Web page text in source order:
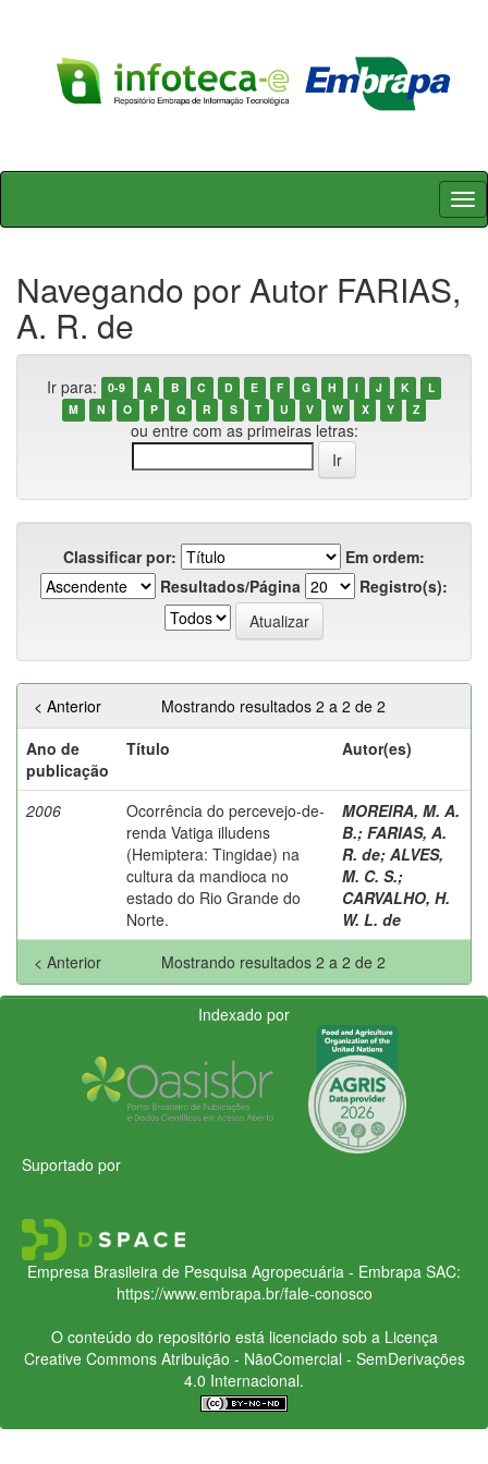
Skip
Navegando por Autor FARIAS,
A. R. de
Ir para: 0-9 A B C D E F G H I J K
L
M
N O P Q R S T U V W X Y Z
ou entre com as primeiras letras:
Classificar por:
Em ordem:
Resultados/Página
Registro(s):
Mostrando resultados 2 a 2 de 2
< Anterior
Ano de
publicação
Título Autor(es)
2006
Ocorrência do percevejo-de-
renda Vatiga illudens
(Hemiptera: Tingidae) na
cultura da mandioca no
estado do Rio Grande do
Norte.
MOREIRA, M. A.
B.; FARIAS, A.
R. de; ALVES,
M. C. S.;
CARVALHO, H.
W. L. de
Mostrando resultados 2 a 2 de 2
< Anterior
Indexado por
Suportado por
Empresa Brasileira de Pesquisa Agropecuária - Embrapa SAC:
https://www.embrapa.br/fale-conosco
O conteúdo do repositório está licenciado sob a Licença
Creative CommonsAtribuição - NãoComercial - SemDerivações
4.0 Internacional.